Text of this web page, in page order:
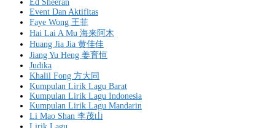
Ed Sheeran
Event Dan Aktifitas
Faye Wong 王菲
Hai Lai A Mu 海来阿木
Huang Jia Jia 黄佳佳
Jiang Yu Heng 姜育恒
Judika
Khalil Fong 方大同
Kumpulan Lirik Lagu Barat
Kumpulan Lirik Lagu Indonesia
Kumpulan Lirik Lagu Mandarin
Li Mao Shan 李茂山